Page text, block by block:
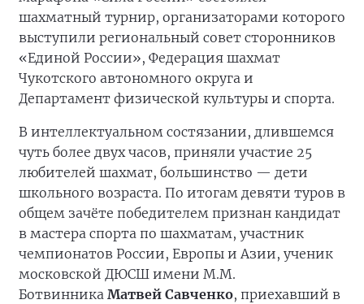
шахматный турнир, организаторами которого
выступили региональный совет сторонников
«Единой России», Федерация шахмат
Чукотского автономного округа и
Департамент физической культуры и спорта.
В интеллектуальном состязании, длившемся
чуть более двух часов, приняли участие 25
любителей шахмат, большинство — дети
школьного возраста. По итогам девяти туров в
общем зачёте победителем признан кандидат
в мастера спорта по шахматам, участник
чемпионатов России, Европы и Азии, ученик
московской ДЮСШ имени М.М.
Ботвинника Матвей Савченко, приехавший в